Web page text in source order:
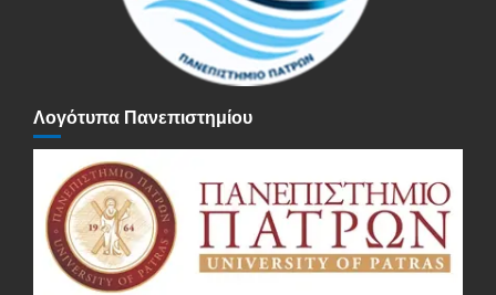
Λογότυπα Πανεπιστημίου